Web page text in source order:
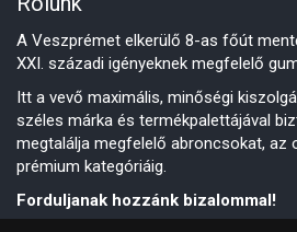
A Veszprémet elkerülő 8-as főút
XXI. századi igényeknek megfelelő
Itt a vevő maximális, minőségi
széles márka és termékpalettájával
megtalálja megfelelő abroncsokat, az
prémium kategóriáig.
Forduljanak hozzánk bizalommal!